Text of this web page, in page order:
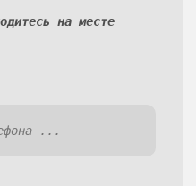
на месте